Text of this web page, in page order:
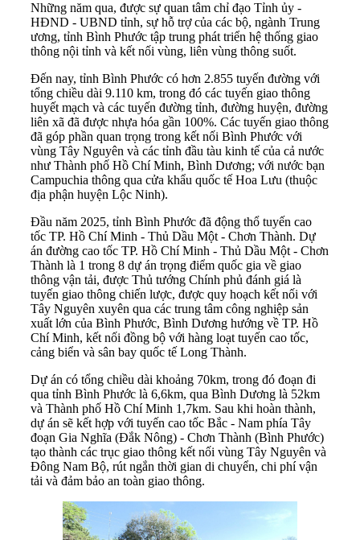
Những năm qua, được sự quan tâm chỉ đạo Tỉnh ủy -
HĐND - UBND tỉnh, sự hỗ trợ của các bộ, ngành Trung
ương, tỉnh Bình Phước tập trung phát triển hệ thống giao
thông nội tỉnh và kết nối vùng, liên vùng thông suốt.
Đến nay, tỉnh Bình Phước có hơn 2.855 tuyến đường với
tổng chiều dài 9.110 km, trong đó các tuyến giao thông
huyết mạch và các tuyến đường tỉnh, đường huyện, đường
liên xã đã được nhựa hóa gần 100%. Các tuyến giao thông
đã góp phần quan trọng trong kết nối Bình Phước với
vùng Tây Nguyên và các tỉnh đầu tàu kinh tế của cả nước
như Thành phố Hồ Chí Minh, Bình Dương; với nước bạn
Campuchia thông qua cửa khẩu quốc tế Hoa Lưu (thuộc
địa phận huyện Lộc Ninh).
Đầu năm 2025, tỉnh Bình Phước đã động thổ tuyến cao
tốc TP. Hồ Chí Minh - Thủ Dầu Một - Chơn Thành. Dự
án đường cao tốc TP. Hồ Chí Minh - Thủ Dầu Một - Chơn
Thành là 1 trong 8 dự án trọng điểm quốc gia về giao
thông vận tải, được Thủ tướng Chính phủ đánh giá là
tuyến giao thông chiến lược, được quy hoạch kết nối với
Tây Nguyên xuyên qua các trung tâm công nghiệp sản
xuất lớn của Bình Phước, Bình Dương hướng về TP. Hồ
Chí Minh, kết nối đồng bộ với hàng loạt tuyến cao tốc,
cảng biển và sân bay quốc tế Long Thành.
Dự án có tổng chiều dài khoảng 70km, trong đó đoạn đi
qua tỉnh Bình Phước là 6,6km, qua Bình Dương là 52km
và Thành phố Hồ Chí Minh 1,7km. Sau khi hoàn thành,
dự án sẽ kết hợp với tuyến cao tốc Bắc - Nam phía Tây
đoạn Gia Nghĩa (Đắk Nông) - Chơn Thành (Bình Phước)
tạo thành các trục giao thông kết nối vùng Tây Nguyên và
Đông Nam Bộ, rút ngắn thời gian di chuyển, chi phí vận
tải và đảm bảo an toàn giao thông.